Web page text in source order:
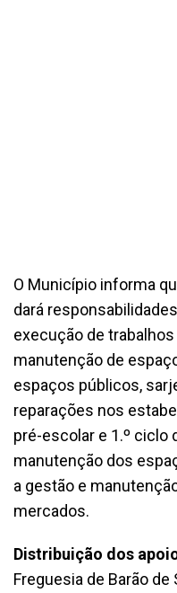
O Município informa
dará
execução de
manutenção de
espaços públicos,
reparações nos
pré-escolar e 1.º ciclo
manutenção dos
a gestão e
mercados.
Distribuição dos
Freguesia de Barão de